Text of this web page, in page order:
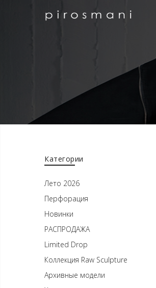
Категории
Лето 2026
Перфорация
Новинки
РАСПРОДАЖА
Limited Drop
Коллекция Raw Sculpture
Архивные модели